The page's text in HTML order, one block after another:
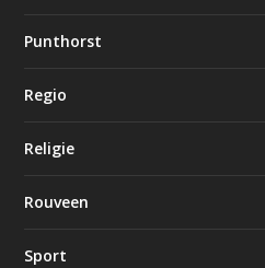
Punthorst
Regio
Religie
Rouveen
Sport